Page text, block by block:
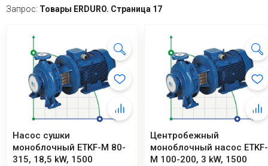
Запрос: Товары ERDURO. Страница 17
Насос сушки
моноблочный ETKF-M 80-
315, 18,5 kW, 1500
Центробежный
моноблочный насос ETKF-
M 100-200, 3 kW, 1500